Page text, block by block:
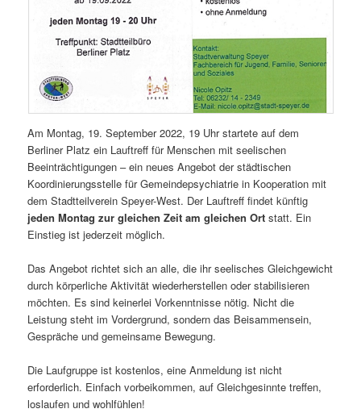
Am Montag, 19. September 2022, 19 Uhr startete auf dem
Berliner Platz ein Lauftreff für Menschen mit seelischen
Beeinträchtigungen – ein neues Angebot der städtischen
Koordinierungsstelle für Gemeindepsychiatrie in Kooperation mit
dem Stadtteilverein Speyer-West. Der Lauftreff findet künftig
jeden Montag zur gleichen Zeit am gleichen Ortstatt. Ein
Einstieg ist jederzeit möglich.
Das Angebot richtet sich an alle, die ihr seelisches Gleichgewicht
durch körperliche Aktivität wiederherstellen oder stabilisieren
möchten. Es sind keinerlei Vorkenntnisse nötig. Nicht die
Leistung steht im Vordergrund, sondern das Beisammensein,
Gespräche und gemeinsame Bewegung.
Die Laufgruppe ist kostenlos, eine Anmeldung ist nicht
erforderlich. Einfach vorbeikommen, auf Gleichgesinnte treffen,
loslaufen und wohlfühlen!